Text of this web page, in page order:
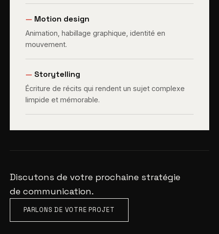
— Motion design
Animation, habillage graphique, identité en
mouvement.
— Storytelling
Écriture de récits qui rendent un sujet complexe
limpide et mémorable.
Discutons de votre prochaine stratégie
de communication.
PARLONS DE VOTRE PROJET